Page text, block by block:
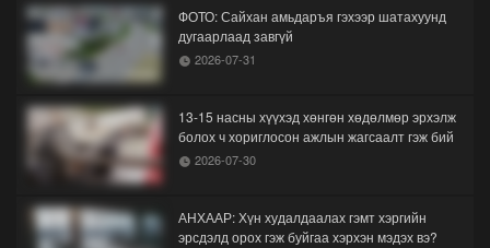
ФОТО: Сайхан амьдаръя гэхээр шатахуунд
дугаарлаад завгүй
2026-07-31
13-15 насны хүүхэд хөнгөн хөдөлмөр эрхэлж
болох ч хориглосон ажлын жагсаалт гэж бий
2026-07-30
АНХААР: Хүн худалдаалах гэмт хэргийн
эрсдэлд орох гэж буйгаа хэрхэн мэдэх вэ?